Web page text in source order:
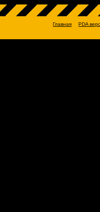
Главная PDA